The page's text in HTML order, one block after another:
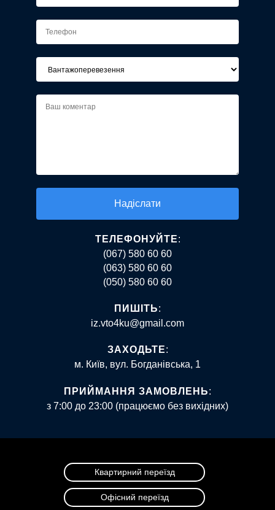
ТЕЛЕФОНУЙТЕ:
(067) 580 60 60
(063) 580 60 60
(050) 580 60 60
ПИШІТЬ:
iz.vto4ku@gmail.com
ЗАХОДЬТЕ:
м. Київ, вул. Богданівська, 1
ПРИЙМАННЯ ЗАМОВЛЕНЬ:
з 7:00 до 23:00 (працюємо без вихідних)
Квартирний переїзд
Офісний переїзд